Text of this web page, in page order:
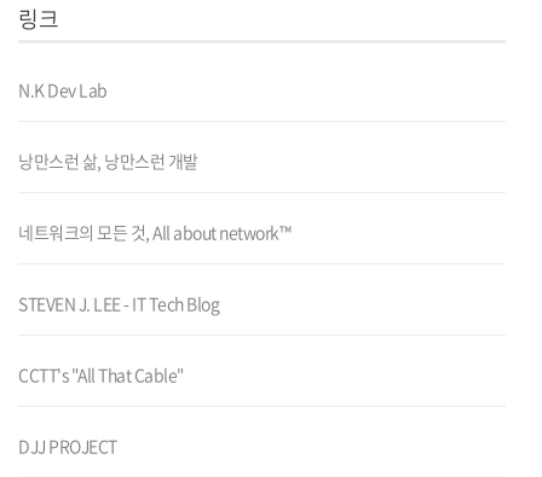
링크
N.K Dev Lab
낭만스런 삶, 낭만스런 개발
네트워크의 모든 것, All about network™
STEVEN J. LEE - IT Tech Blog
CCTT's "All That Cable"
DJJ PROJECT